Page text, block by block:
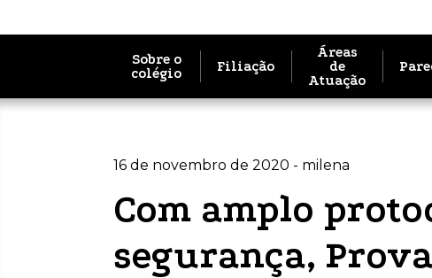
Sobre o
colégio
Filiação
Áreas
de
Atuação
16 de novembro de 2020 - milena
Com amplo
segurança,